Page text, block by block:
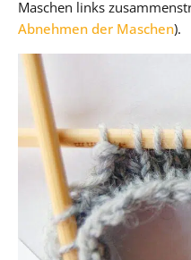
Maschen links
Abnehmen der Maschen).